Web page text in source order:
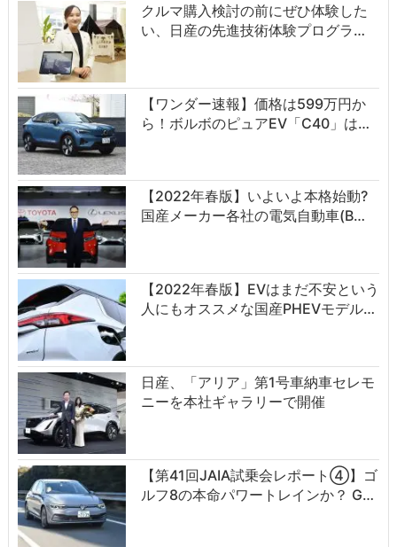
クルマ購入検討の前にぜひ体験した
い、日産の先進技術体験プログラ…
【ワンダー速報】価格は599万円か
ら！ボルボのピュアEV「C40」は…
【2022年春版】いよいよ本格始動?
国産メーカー各社の電気自動車(B…
【2022年春版】EVはまだ不安という
人にもオススメな国産PHEVモデル…
日産、「アリア」第1号車納車セレモ
ニーを本社ギャラリーで開催
【第41回JAIA試乗会レポート④】ゴ
ルフ8の本命パワートレインか？ G…